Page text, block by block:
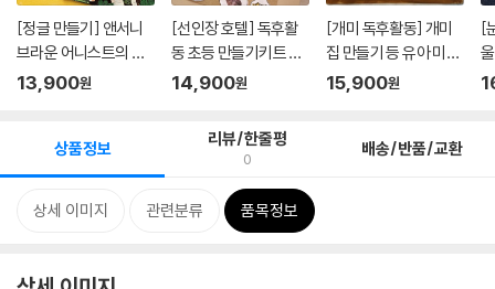
[정글 만들기] 앤서니
브라운 어니스트의 멋
진 하...
13,900원
[선인장 호텔] 독후활
동 초등 만들기키트 어
린이...
14,900원
[개미 독후활동] 개미
집 만들기 등 유아 미술
어...
15,900원
[
상품정보 리뷰/한줄평
0 배송/반품/교환
상세 이미지 관련분류 품목정보